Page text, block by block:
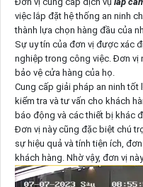
việc lắp đặt hệ thống an ninh
thành lựa chọn hàng đầu của
Sự uy tín của đơn vị được xác
nghiệp trong công việc. Đơn vị
bảo vệ cửa hàng của họ.
Cung cấp giải pháp an ninh tốt
kiểm tra và tư vấn cho khách
báo động và các thiết bị khác
Đơn vị này cũng đặc biệt chú
sự hiệu quả và tính tiện ích,
khách hàng. Nhờ vậy, đơn vị